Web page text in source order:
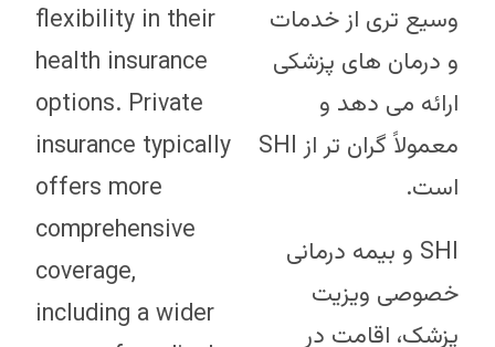
flexibility in their
health insurance
options. Private
insurance typically
offers more
comprehensive
coverage,
including a wider
وسیع تری از خدمات
و درمان های پزشکی
ارائه می دهد و
معمولاً گران تر از SHI
است.
SHI و بیمه درمانی
خصوصی ویزیت
پزشک، اقامت در